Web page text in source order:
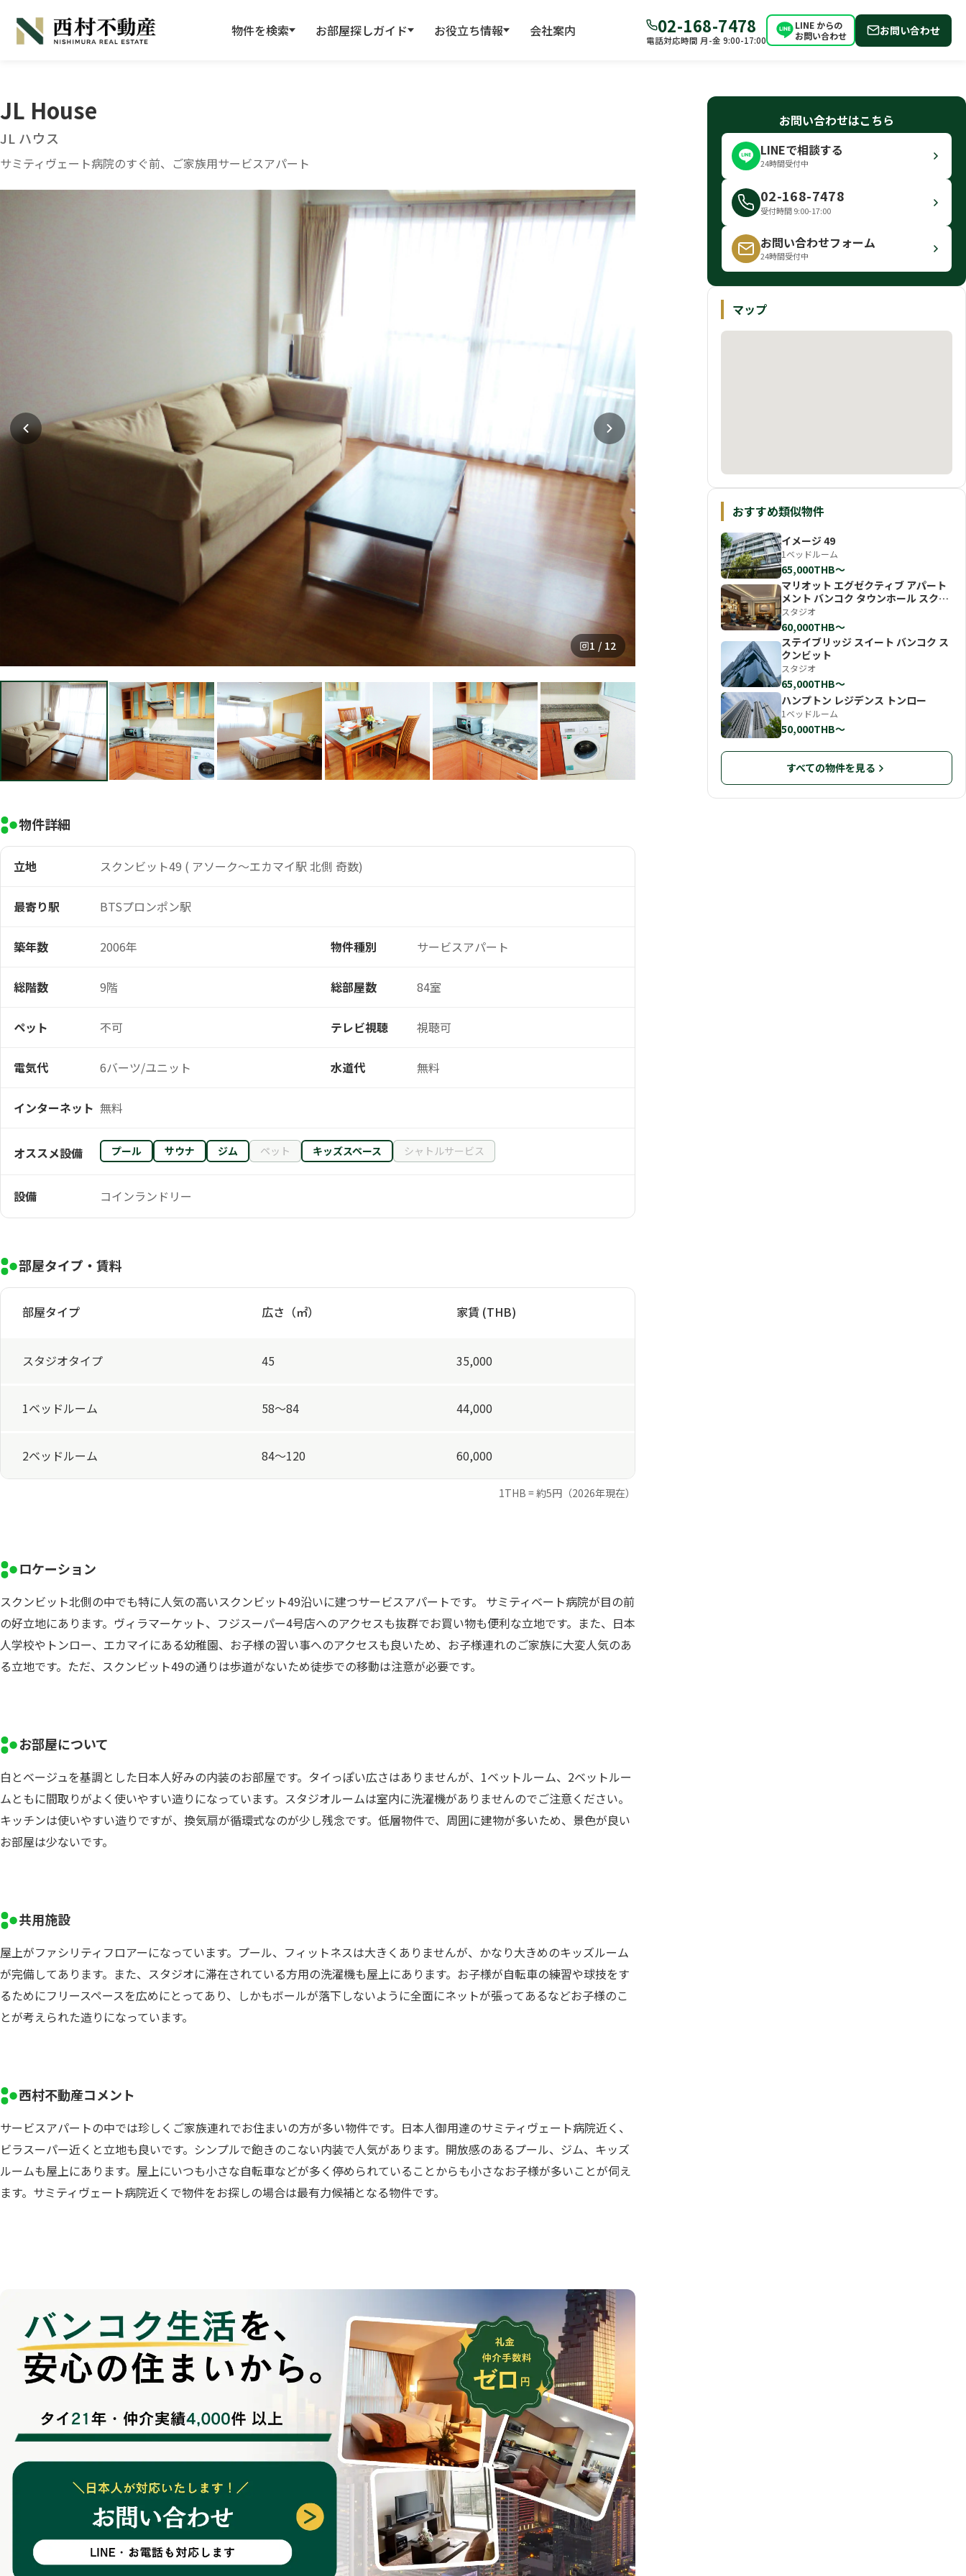
物件を検索 お部屋探しガイド お役立ち情報 会社案内 02-168-7478
電話対応時間 月-金 9:00-17:00
LINE からの
お問い合わせ
お問い合わせ
JL House
JL ハウス
サミティヴェート病院のすぐ前、ご家族用サービスアパート
1 / 12
物件詳細
立地 スクンビット49 ( アソーク～エカマイ駅 北側 奇数)
最寄り駅 BTSプロンポン駅
築年数 2006年 物件種別 サービスアパート
総階数 9階 総部屋数 84室
ペット 不可 テレビ視聴 視聴可
電気代 6バーツ/ユニット 水道代 無料
インターネット 無料
オススメ設備 プール サウナ ジム ペット キッズスペース シャトルサービス
設備 コインランドリー
部屋タイプ・賃料
部屋タイプ 広さ（㎡） 家賃 (THB)
スタジオタイプ 45 35,000
1ベッドルーム 58～84 44,000
2ベッドルーム 84～120 60,000
1THB = 約5円（2026年現在）
ロケーション
スクンビット北側の中でも特に人気の高いスクンビット49沿いに建つサービスアパートです。 サミティベート病院が目の前
の好立地にあります。ヴィラマーケット、フジスーパー4号店へのアクセスも抜群でお買い物も便利な立地です。また、日本
人学校やトンロー、エカマイにある幼稚園、お子様の習い事へのアクセスも良いため、お子様連れのご家族に大変人気のあ
る立地です。ただ、スクンビット49の通りは歩道がないため徒歩での移動は注意が必要です。
お部屋について
白とベージュを基調とした日本人好みの内装のお部屋です。タイっぽい広さはありませんが、1ベットルーム、2ベットルー
ムともに間取りがよく使いやすい造りになっています。スタジオルームは室内に洗濯機がありませんのでご注意ください。
キッチンは使いやすい造りですが、換気扇が循環式なのが少し残念です。低層物件で、周囲に建物が多いため、景色が良い
お部屋は少ないです。
共用施設
屋上がファシリティフロアーになっています。プール、フィットネスは大きくありませんが、かなり大きめのキッズルーム
が完備してあります。また、スタジオに滞在されている方用の洗濯機も屋上にあります。お子様が自転車の練習や球技をす
るためにフリースペースを広めにとってあり、しかもボールが落下しないように全面にネットが張ってあるなどお子様のこ
とが考えられた造りになっています。
西村不動産コメント
サービスアパートの中では珍しくご家族連れでお住まいの方が多い物件です。日本人御用達のサミティヴェート病院近く、
ビラスーパー近くと立地も良いです。シンプルで飽きのこない内装で人気があります。開放感のあるプール、ジム、キッズ
ルームも屋上にあります。屋上にいつも小さな自転車などが多く停められていることからも小さなお子様が多いことが伺え
ます。サミティヴェート病院近くで物件をお探しの場合は最有力候補となる物件です。
お問い合わせはこちら
LINEで相談する
24時間受付中
02-168-7478
受付時間 9:00-17:00
お問い合わせフォーム
24時間受付中
マップ
おすすめ類似物件
イメージ 49
1ベッドルーム
65,000THB〜
マリオット エグゼクティブ アパート
メント バンコク タウンホール スクン
ビット
スタジオ
60,000THB〜
ステイブリッジ スイート バンコク ス
クンビット
スタジオ
65,000THB〜
ハンプトン レジデンス トンロー
1ベッドルーム
50,000THB〜
すべての物件を見る